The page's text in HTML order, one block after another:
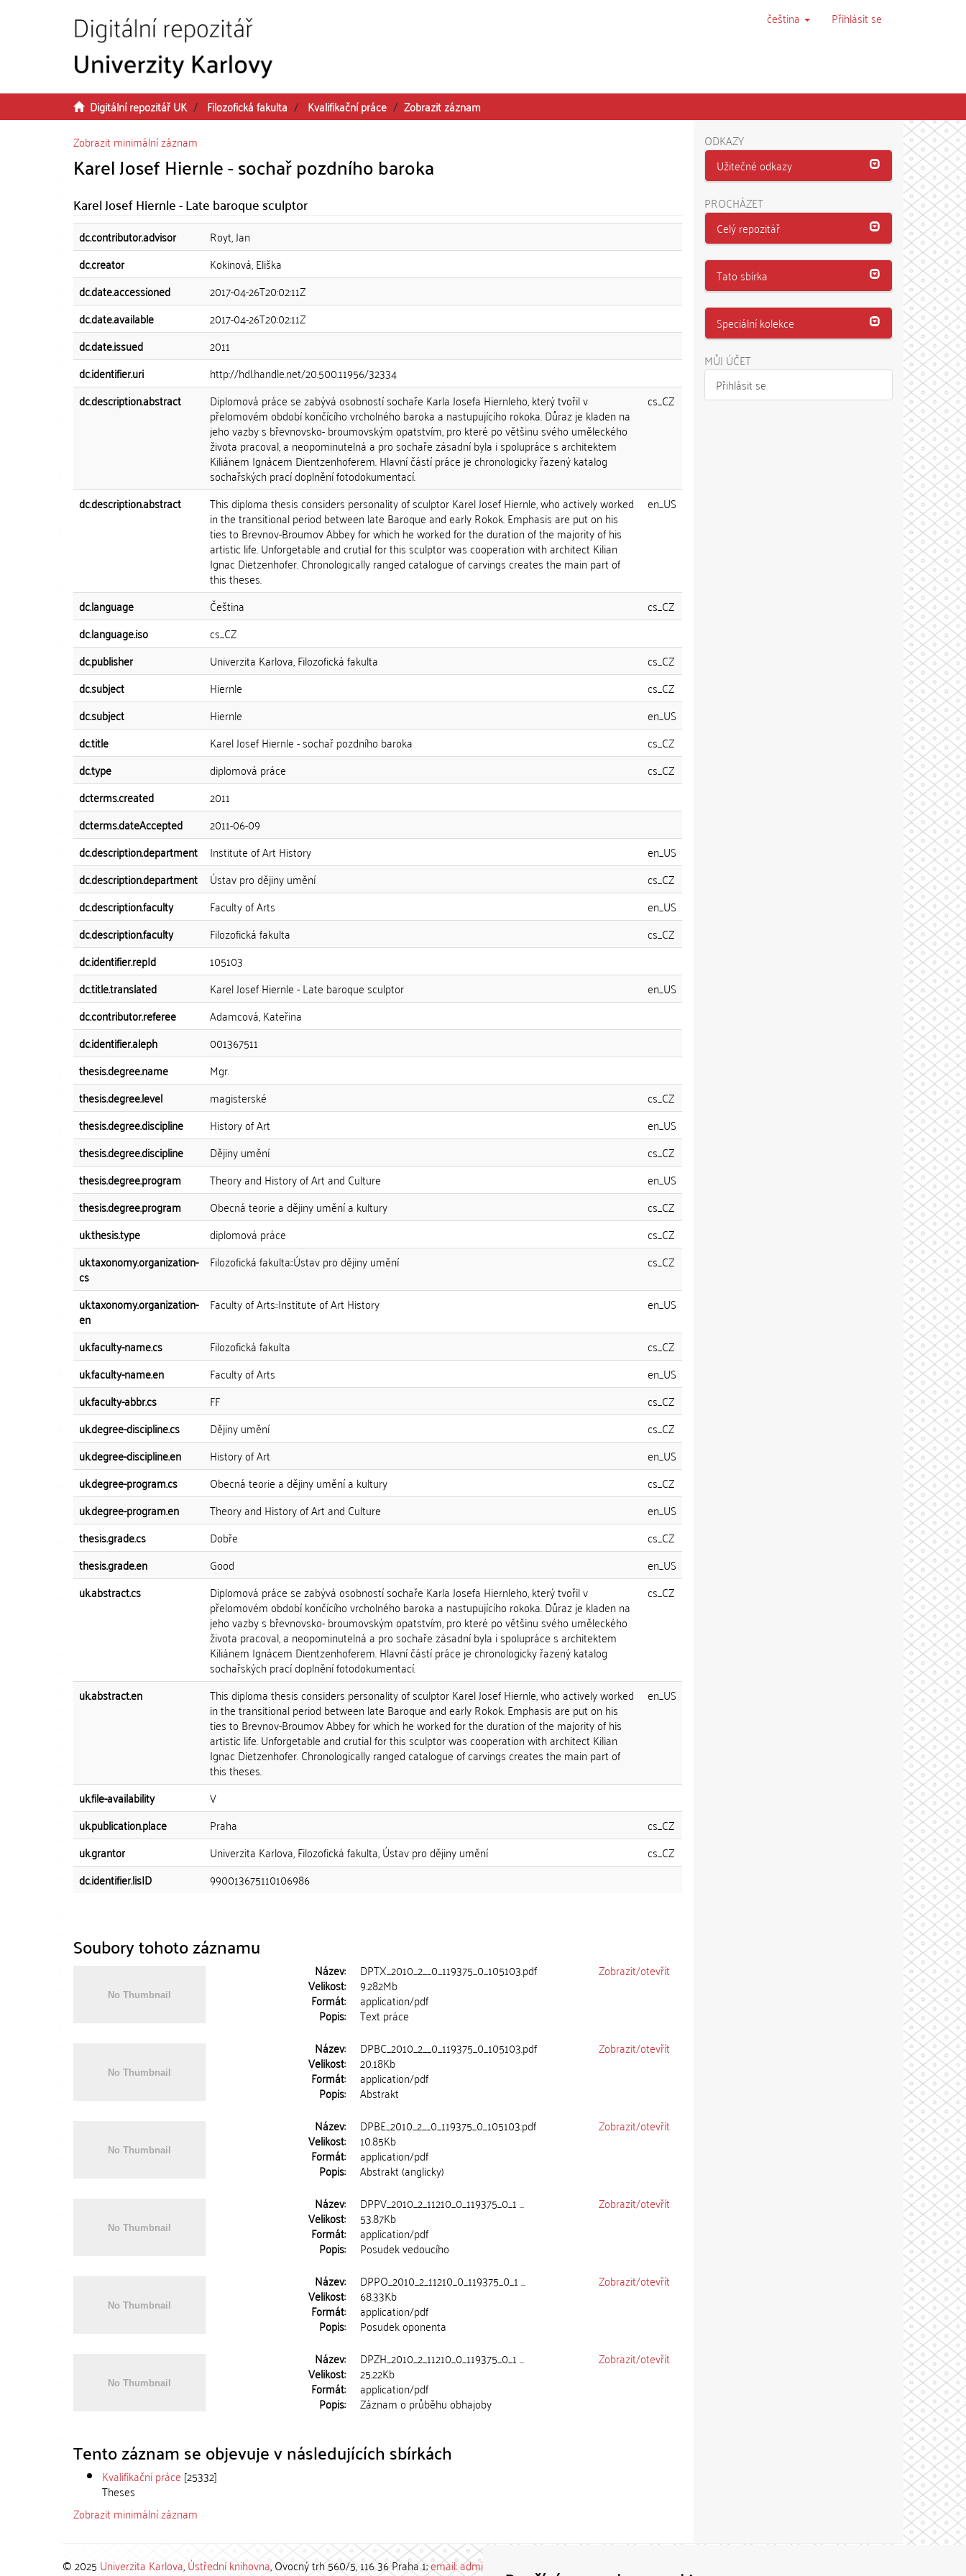
čeština Přihlásit se
Digitální repozitář UK Filozofická fakulta Kvalifikační práce
Zobrazit záznam
Zobrazit minimální záznam
Karel Josef Hiernle - sochař pozdního baroka
Karel Josef Hiernle - Late baroque sculptor
dc.contributor.advisor
Royt, Jan
dc.creator
Kokinová, Eliška
dc.date.accessioned
2017-04-26T20:02:11Z
dc.date.available
2017-04-26T20:02:11Z
dc.date.issued
2011
dc.identifier.uri
http://hdl.handle.net/20.500.11956/32334
dc.description.abstract
Diplomová práce se zabývá osobností sochaře Karla Josefa Hiernleho, který tvořil v
přelomovém období končícího vrcholného baroka a nastupujícího rokoka. Důraz je kladen na
jeho vazby s břevnovsko- broumovským opatstvím, pro které po většinu svého uměleckého
života pracoval, a neopominutelná a pro sochaře zásadní byla i spolupráce s architektem
Kiliánem Ignácem Dientzenhoferem. Hlavní částí práce je chronologicky řazený katalog
sochařských prací doplnění fotodokumentací.
cs_CZ
dc.description.abstract This diploma thesis considers personality of sculptor Karel Josef Hiernle, who actively worked
in the transitional period between late Baroque and early Rokok. Emphasis are put on his
ties to Brevnov-Broumov Abbey for which he worked for the duration of the majority of his
artistic life. Unforgetable and crutial for this sculptor was cooperation with architect Kilian
Ignac Dietzenhofer. Chronologically ranged catalogue of carvings creates the main part of
this theses.
en_US
dc.language Čeština
cs_CZ
dc.language.iso
cs_CZ
dc.publisher
Univerzita Karlova, Filozofická fakulta
cs_CZ
dc.subject
Hiernle
cs_CZ
dc.subject
Hiernle
en_US
dc.title
Karel Josef Hiernle - sochař pozdního baroka
cs_CZ
dc.type
diplomová práce
cs_CZ
dcterms.created
2011
dcterms.dateAccepted
2011-06-09
dc.description.department
Institute of Art History
en_US
dc.description.department
Ústav pro dějiny umění
cs_CZ
dc.description.faculty
Faculty of Arts
en_US
dc.description.faculty
Filozofická fakulta
cs_CZ
dc.identifier.repId
105103
dc.title.translated
Karel Josef Hiernle - Late baroque sculptor
en_US
dc.contributor.referee
Adamcová, Kateřina
dc.identifier.aleph
001367511
thesis.degree.name
Mgr.
thesis.degree.level
magisterské
cs_CZ
thesis.degree.discipline
History of Art
en_US
thesis.degree.discipline
Dějiny umění
cs_CZ
thesis.degree.program
Theory and History of Art and Culture
en_US
thesis.degree.program
Obecná teorie a dějiny umění a kultury
cs_CZ
uk.thesis.type
diplomová práce
cs_CZ
uk.taxonomy.organization-
cs
Filozofická fakulta::Ústav pro dějiny umění cs_CZ
uk.taxonomy.organization-
en
Faculty of Arts::Institute of Art History en_US
uk.faculty-name.cs Filozofická fakulta
cs_CZ
uk.faculty-name.en
Faculty of Arts
en_US
uk.faculty-abbr.cs
FF
cs_CZ
uk.degree-discipline.cs
Dějiny umění
cs_CZ
uk.degree-discipline.en
History of Art
en_US
uk.degree-program.cs
Obecná teorie a dějiny umění a kultury
cs_CZ
uk.degree-program.en
Theory and History of Art and Culture
en_US
thesis.grade.cs
Dobře
cs_CZ
thesis.grade.en
Good
en_US
uk.abstract.cs
Diplomová práce se zabývá osobností sochaře Karla Josefa Hiernleho, který tvořil v
přelomovém období končícího vrcholného baroka a nastupujícího rokoka. Důraz je kladen na
jeho vazby s břevnovsko- broumovským opatstvím, pro které po většinu svého uměleckého
života pracoval, a neopominutelná a pro sochaře zásadní byla i spolupráce s architektem
Kiliánem Ignácem Dientzenhoferem. Hlavní částí práce je chronologicky řazený katalog
sochařských prací doplnění fotodokumentací.
cs_CZ
uk.abstract.en This diploma thesis considers personality of sculptor Karel Josef Hiernle, who actively worked
in the transitional period between late Baroque and early Rokok. Emphasis are put on his
ties to Brevnov-Broumov Abbey for which he worked for the duration of the majority of his
artistic life. Unforgetable and crutial for this sculptor was cooperation with architect Kilian
Ignac Dietzenhofer. Chronologically ranged catalogue of carvings creates the main part of
this theses.
en_US
uk.file-availability
V
uk.publication.place
Praha
cs_CZ
uk.grantor
Univerzita Karlova, Filozofická fakulta, Ústav pro dějiny umění
cs_CZ
dc.identifier.lisID
990013675110106986
Soubory tohoto záznamu
Název: DPTX_2010_2__0_119375_0_105103.pdf
Velikost: 9.282Mb
Formát: application/pdf
Popis: Text práce
Zobrazit/otevřít
Název: DPBC_2010_2__0_119375_0_105103.pdf
Velikost: 20.18Kb
Formát: application/pdf
Popis: Abstrakt
Zobrazit/otevřít
Název: DPBE_2010_2__0_119375_0_105103.pdf
Velikost: 10.85Kb
Formát: application/pdf
Popis: Abstrakt (anglicky)
Zobrazit/otevřít
Název: DPPV_2010_2_11210_0_119375_0_1 ...
Velikost: 53.87Kb
Formát: application/pdf
Popis: Posudek vedoucího
Zobrazit/otevřít
Název: DPPO_2010_2_11210_0_119375_0_1 ...
Velikost: 68.33Kb
Formát: application/pdf
Popis: Posudek oponenta
Zobrazit/otevřít
Název: DPZH_2010_2_11210_0_119375_0_1 ...
Velikost: 25.22Kb
Formát: application/pdf
Popis: Záznam o průběhu obhajoby
Zobrazit/otevřít
Tento záznam se objevuje v následujících sbírkách
Kvalifikační práce [25332]
Theses
Zobrazit minimální záznam
ODKAZY
Užitečné odkazy
PROCHÁZET
Celý repozitář
Tato sbírka
Speciální kolekce
MŮJ ÚČET
Přihlásit se
© 2025 Univerzita Karlova,Ústřední knihovna, Ovocný trh 560/5, 116 36 Praha 1;email: admin-repozitar [at] cuni.cz